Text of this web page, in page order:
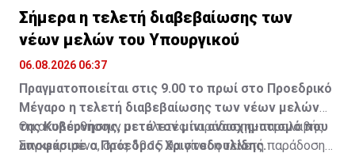
Σήμερα η τελετή διαβεβαίωσης των
νέων μελών του Υπουργικού
06.08.2026 06:37
Πραγματοποιείται στις 9.00 το πρωί στο Προεδρικό
Μέγαρο η τελετή διαβεβαίωσης των νέων μελών
της Κυβέρνησης, μετά τον μίνι ανασχηματισμό που
αποφάσισε ο Πρόεδρος Χριστοδουλίδης.
Θα ακολουθήσουν οι τελετές παράδοσης-παραλαβής.
Συγκεκριμένα, στις 10.15 θα γίνει η τελετή παράδοσης